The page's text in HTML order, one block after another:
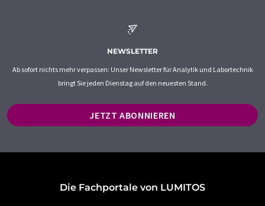
NEWSLETTER
Ab sofort nichts mehr verpassen: Unser Newsletter für Analytik und Labortechnik
bringt Sie jeden Dienstag auf den neuesten Stand.
JETZT ABONNIEREN
Die Fachportale von LUMITOS